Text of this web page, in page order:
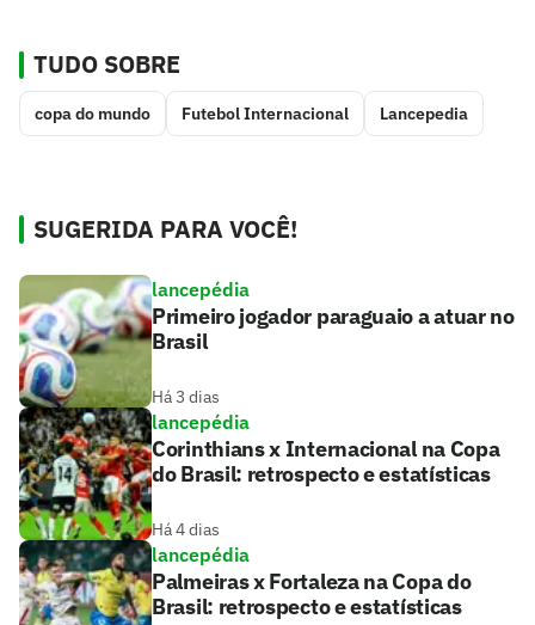
TUDO SOBRE
copa do mundo Futebol Internacional Lancepedia
SUGERIDA PARA VOCÊ!
lancepédia
Primeiro jogador paraguaio a atuar no
Brasil
Há 3 dias
lancepédia
Corinthians x Internacional na Copa
do Brasil: retrospecto e estatísticas
Há 4 dias
lancepédia
Palmeiras x Fortaleza na Copa do
Brasil: retrospecto e estatísticas